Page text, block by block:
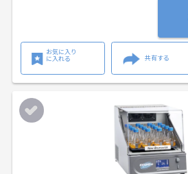
お気に入り
に入れる
共有する